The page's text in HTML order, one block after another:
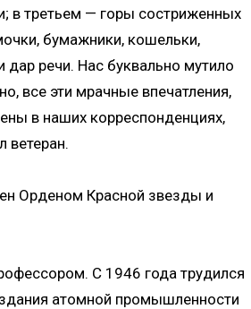
в третьем — горы состриженных
бумажники, кошельки,
речи. Нас буквально мутило
все эти мрачные впечатления,
в наших корреспонденциях,
ветеран.
Орденом Красной звезды и
С 1946 года трудился
атомной промышленности